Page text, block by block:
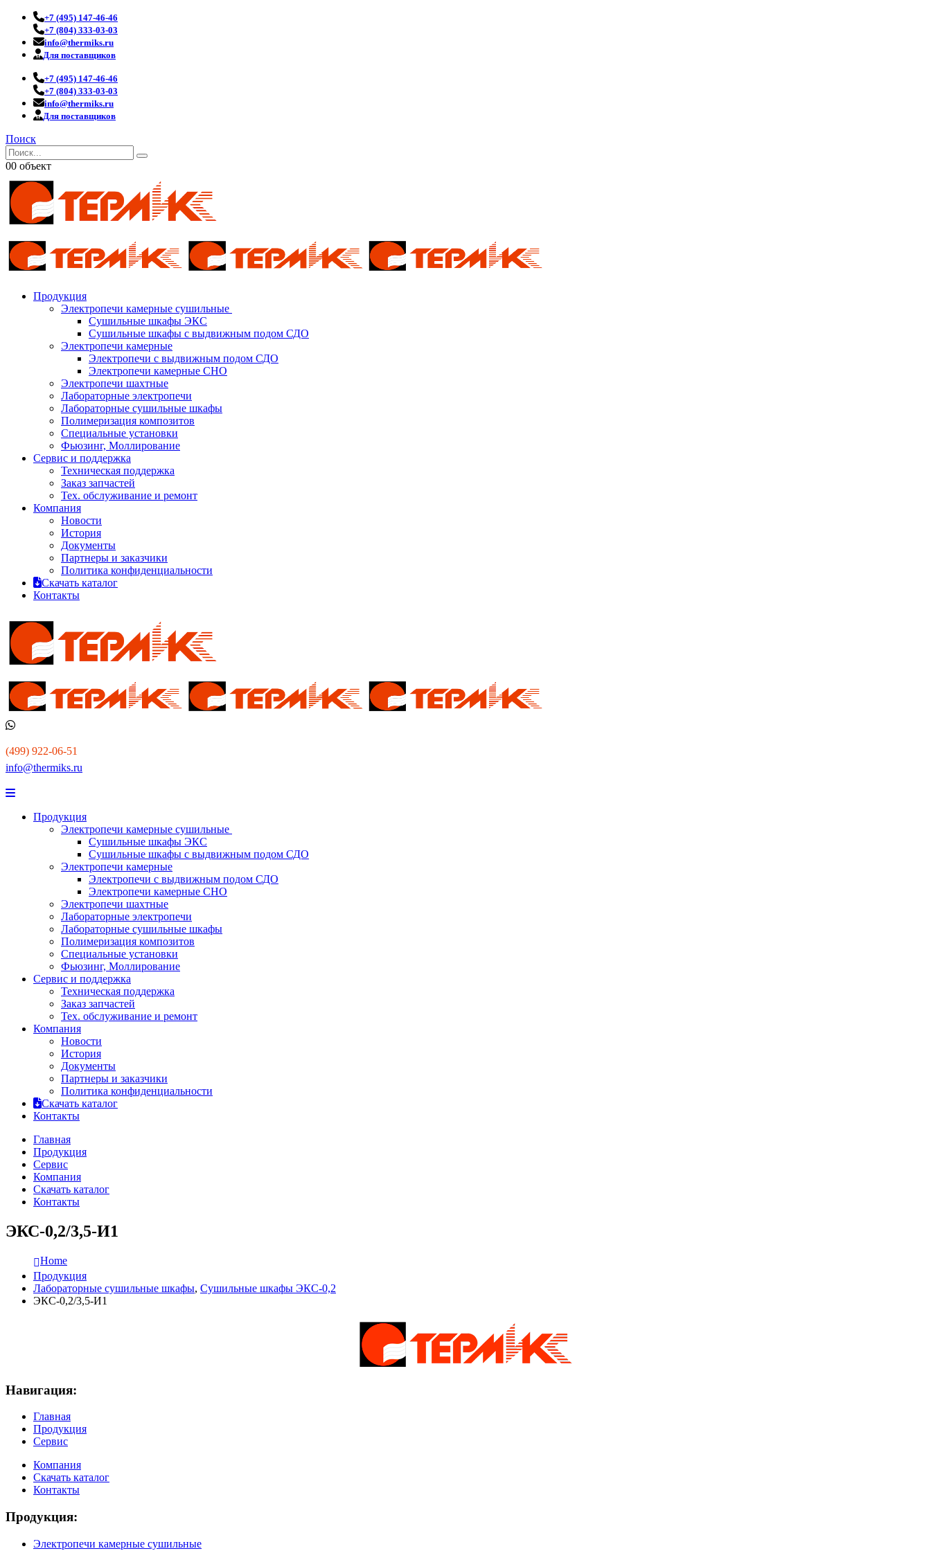
+7 (495) 147-46-46
+7 (804) 333-03-03
info@thermiks.ru
Для поставщиков
+7 (495) 147-46-46
+7 (804) 333-03-03
info@thermiks.ru
Для поставщиков
Поиск
00 объект
Продукция
Электропечи камерные сушильные
Сушильные шкафы ЭКС
Сушильные шкафы с выдвижным подом СДО
Электропечи камерные
Электропечи с выдвижным подом СДО
Электропечи камерные СНО
Электропечи шахтные
Лабораторные электропечи
Лабораторные сушильные шкафы
Полимеризация композитов
Специальные установки
Фьюзинг, Моллирование
Сервис и поддержка
Техническая поддержка
Заказ запчастей
Тех. обслуживание и ремонт
Компания
Новости
История
Документы
Партнеры и заказчики
Политика конфиденциальности
Скачать каталог
Контакты
(499) 922-06-51
info@thermiks.ru
Продукция
Электропечи камерные сушильные
Сушильные шкафы ЭКС
Сушильные шкафы с выдвижным подом СДО
Электропечи камерные
Электропечи с выдвижным подом СДО
Электропечи камерные СНО
Электропечи шахтные
Лабораторные электропечи
Лабораторные сушильные шкафы
Полимеризация композитов
Специальные установки
Фьюзинг, Моллирование
Сервис и поддержка
Техническая поддержка
Заказ запчастей
Тех. обслуживание и ремонт
Компания
Новости
История
Документы
Партнеры и заказчики
Политика конфиденциальности
Скачать каталог
Контакты
Главная
Продукция
Сервис
Компания
Скачать каталог
Контакты
ЭКС-0,2/3,5-И1
Home
Продукция
Лабораторные сушильные шкафы, Сушильные шкафы ЭКС-0,2
ЭКС-0,2/3,5-И1
Навигация:
Главная
Продукция
Сервис
Компания
Скачать каталог
Контакты
Продукция:
Электропечи камерные сушильные